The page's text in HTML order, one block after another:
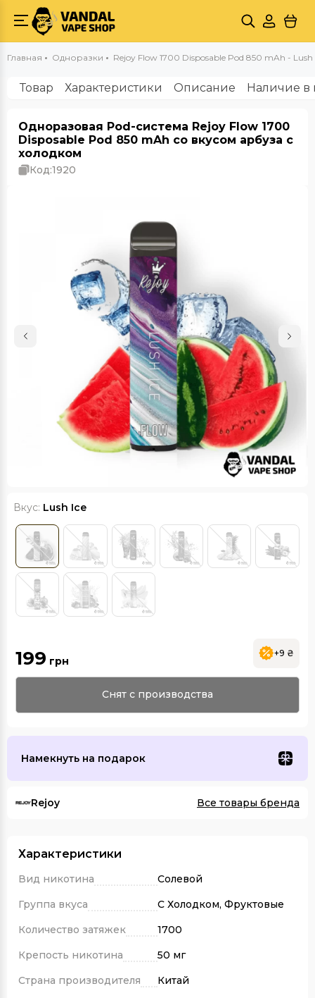
Главная Одноразки Rejoy Flow 1700 Disposable Pod 850 mAh - Lush
Товар Характеристики Описание Наличие в
Одноразовая Pod-система Rejoy Flow 1700
Disposable Pod 850 mAh со вкусом арбуза с
холодком
Код:1920
Вкус: Lush Ice
199 грн
+9 ₴
Снят с производства
Намекнуть на подарок
Rejoy Все товары бренда
Характеристики
Вид никотина
Солевой
Группа вкуса
С Холодком, Фруктовые
Количество затяжек
1700
Крепость никотина
50 мг
Страна производителя
Китай